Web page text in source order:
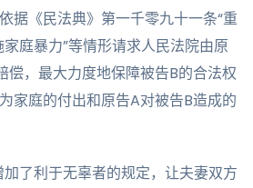
据《民法典》第一千零九十一条“重
庭暴力”等情形请求人民法院由原
偿，最大力度地保障被告B的合法权
家庭的付出和原告A对被告B造成的
加了利于无辜者的规定，让夫妻双方